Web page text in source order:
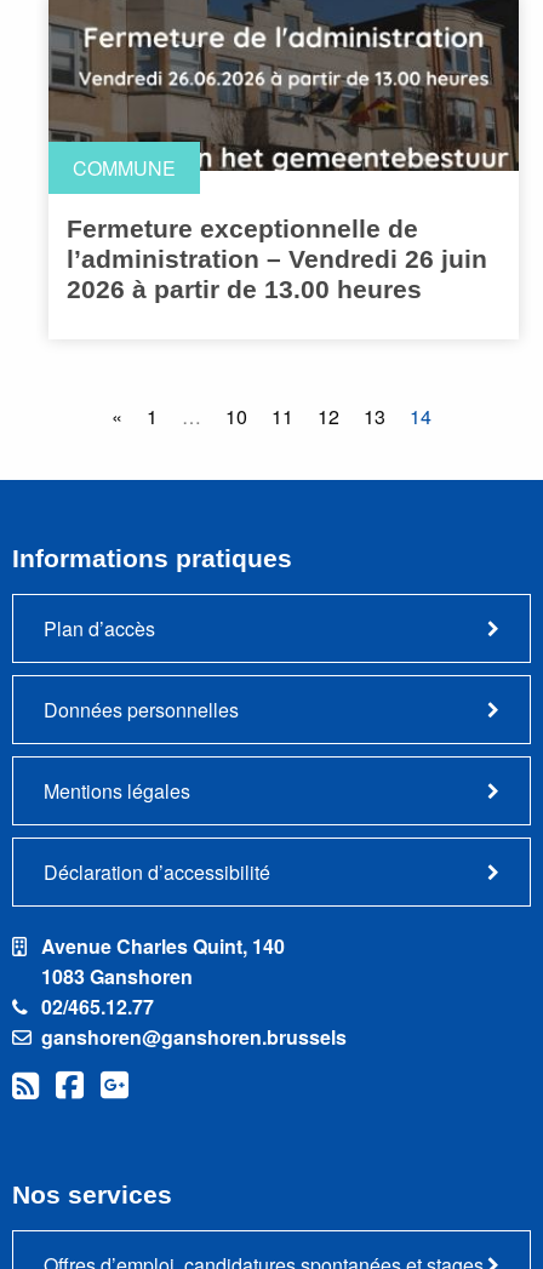
COMMUNE
Fermeture exceptionnelle de
l’administration – Vendredi 26 juin
2026 à partir de 13.00 heures
« 1 … 10 11 12 13 14
Informations pratiques
Plan d’accès
Données personnelles
Mentions légales
Déclaration d’accessibilité
Avenue Charles Quint, 140
1083 Ganshoren
02/465.12.77
ganshoren@ganshoren.brussels
Nos services